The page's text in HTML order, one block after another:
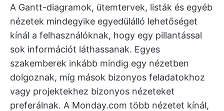
A Gantt-diagramok, ütemtervek, listák és egyéb
nézetek mindegyike egyedülálló lehetőséget
kínál a felhasználóknak, hogy egy pillantással
sok információt láthassanak. Egyes
szakemberek inkább mindig egy nézetben
dolgoznak, míg mások bizonyos feladatokhoz
vagy projektekhez bizonyos nézeteket
preferálnak. A Monday.com több nézetet kínál,